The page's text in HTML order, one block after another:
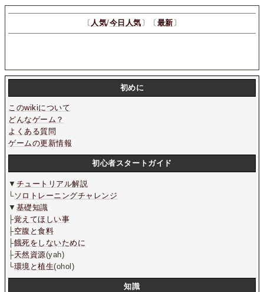
〔 人気/今日人気 〕〔 最新 〕
初めに
このwikiについて
どんなゲーム？
よくある質問
ゲームの更新情報
初心者スタートガイド
▼ チュートリアル解説
└ソロトレーニングチャレンジ
▼ 基礎知識
├覚えてほしい事
├空腹と食料
├餓死をしないために
├天然資源(yah)
└環境と植生(ohol)
知識